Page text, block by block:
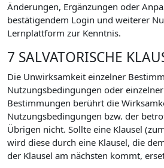
Änderungen, Ergänzungen oder
bestätigendem Login und weiterer
Lernplattform zur Kenntnis.
7 SALVATORISCHE
Die Unwirksamkeit einzelner
Nutzungsbedingungen oder
Bestimmungen berührt die
Nutzungsbedingungen bzw. der
Übrigen nicht. Sollte eine Klausel
wird diese durch eine Klausel, die
der Klausel am nächsten kommt,